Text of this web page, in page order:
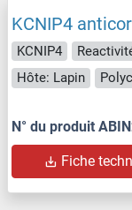
KCNIP4
KCNIP4
Hôte: Lapin
N° du produit
Fiche